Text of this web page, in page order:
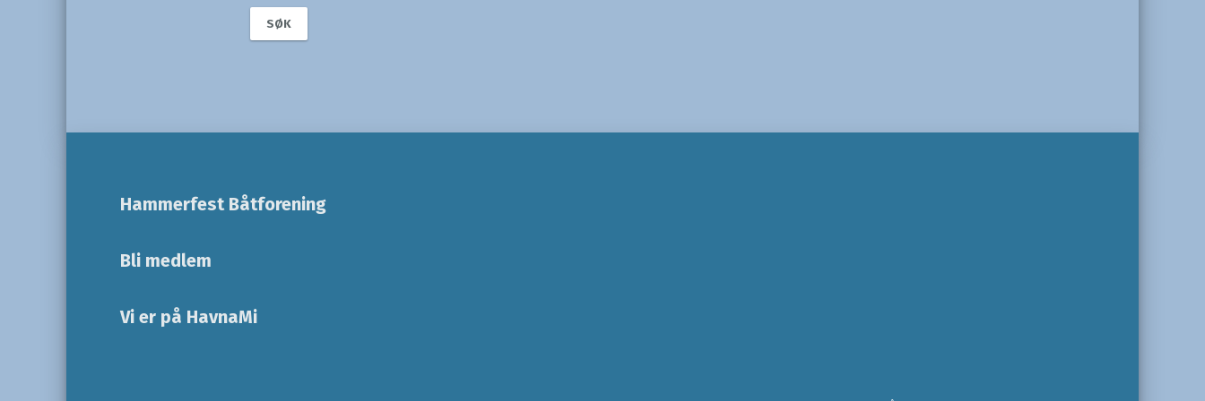
Hammerfest Båtforening
Bli medlem
Vi er på HavnaMi